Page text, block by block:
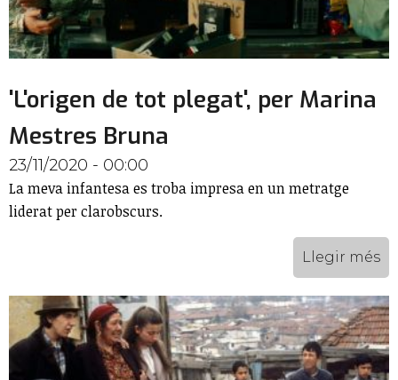
'L'origen de tot plegat', per Marina
Mestres Bruna
23/11/2020 - 00:00
La meva infantesa es troba impresa en un metratge
liderat per clarobscurs.
Llegir més